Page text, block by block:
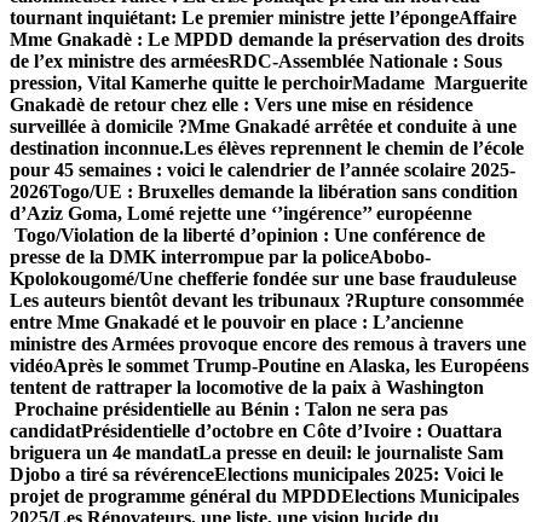
tournant inquiétant: Le premier ministre jette l’épongeAffaire
Mme Gnakadè : Le MPDD demande la préservation des droits
de l’ex ministre des arméesRDC-Assemblée Nationale : Sous
pression, Vital Kamerhe quitte le perchoirMadame Marguerite
Gnakadè de retour chez elle : Vers une mise en résidence
surveillée à domicile ?Mme Gnakadé arrêtée et conduite à une
destination inconnue.Les élèves reprennent le chemin de l’école
pour 45 semaines : voici le calendrier de l’année scolaire 2025-
2026Togo/UE : Bruxelles demande la libération sans condition
d’Aziz Goma, Lomé rejette une ‘’ingérence’’ européenne
Togo/Violation de la liberté d’opinion : Une conférence de
presse de la DMK interrompue par la policeAbobo-
Kpolokougomé/Une chefferie fondée sur une base frauduleuse
Les auteurs bientôt devant les tribunaux ?Rupture consommée
entre Mme Gnakadé et le pouvoir en place : L’ancienne
ministre des Armées provoque encore des remous à travers une
vidéoAprès le sommet Trump-Poutine en Alaska, les Européens
tentent de rattraper la locomotive de la paix à Washington
Prochaine présidentielle au Bénin : Talon ne sera pas
candidatPrésidentielle d’octobre en Côte d’Ivoire : Ouattara
briguera un 4e mandatLa presse en deuil: le journaliste Sam
Djobo a tiré sa révérenceElections municipales 2025: Voici le
projet de programme général du MPDDElections Municipales
2025/Les Rénovateurs, une liste, une vision lucide du